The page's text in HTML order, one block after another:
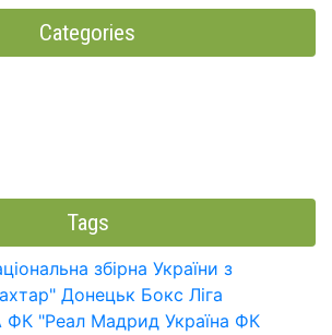
Categories
Tags
збірна України з
Донецьк Бокс Ліга
ФК "Реал Мадрид Україна ФК